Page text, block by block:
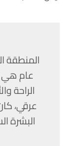
المنطقة
عام هي
الراحة
البشرة